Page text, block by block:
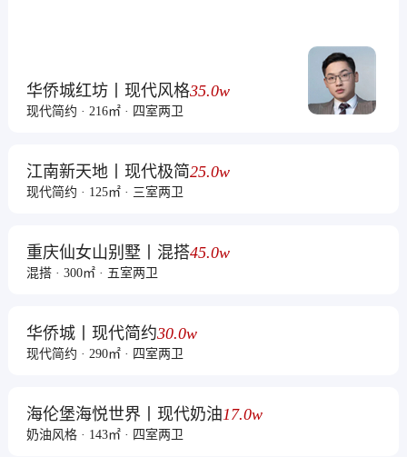
华侨城红坊丨现代风格35.0w
现代简约 · 216㎡ · 四室两卫
江南新天地丨现代极简25.0w
现代简约 · 125㎡ · 三室两卫
重庆仙女山别墅丨混搭45.0w
混搭 · 300㎡ · 五室两卫
华侨城丨现代简约30.0w
现代简约 · 290㎡ · 四室两卫
海伦堡海悦世界丨现代奶油17.0w
奶油风格 · 143㎡ · 四室两卫